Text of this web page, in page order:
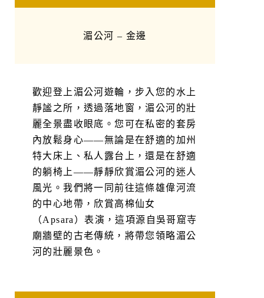
湄公河 – 金邊
歡迎登上湄公河遊輪，步入您的水上
靜謐之所，透過落地窗，湄公河的壯
麗全景盡收眼底。您可在私密的套房
內放鬆身心——無論是在舒適的加州
特大床上、私人露台上，還是在舒適
的躺椅上——靜靜欣賞湄公河的迷人
風光。我們將一同前往這條雄偉河流
的中心地帶，欣賞高棉仙女
（Apsara）表演，這項源自吳哥窟寺
廟牆壁的古老傳統，將帶您領略湄公
河的壯麗景色。